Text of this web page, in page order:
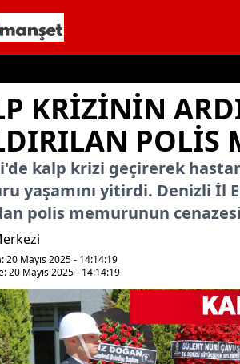
KRIZININ
POLIS
kalp krizi geçirerek
yaşamını yitirdi. Denizli
polis memurunun
20 Mayıs 2025 - 14:14:19
20 Mayıs 2025 - 14:14:19